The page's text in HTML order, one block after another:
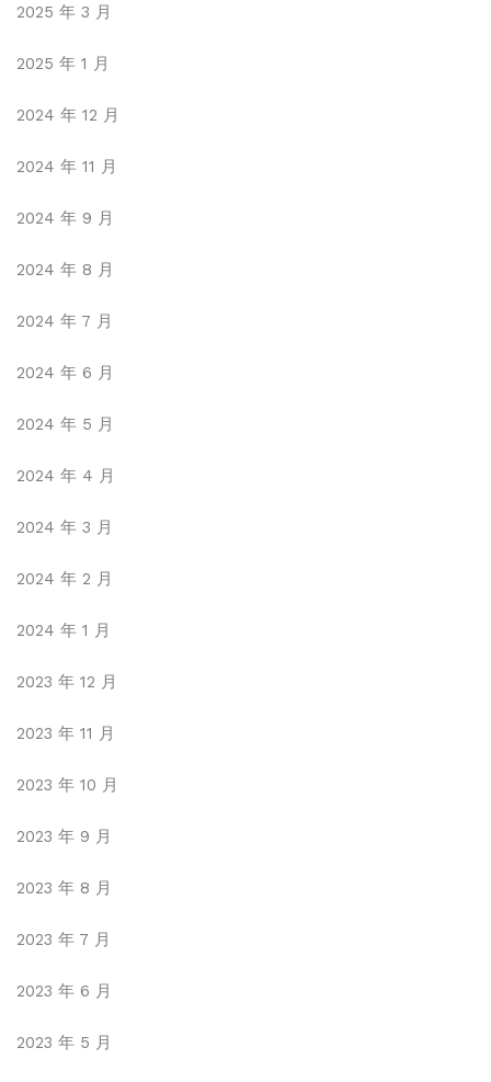
2025 年 3 月
2025 年 1 月
2024 年 12 月
2024 年 11 月
2024 年 9 月
2024 年 8 月
2024 年 7 月
2024 年 6 月
2024 年 5 月
2024 年 4 月
2024 年 3 月
2024 年 2 月
2024 年 1 月
2023 年 12 月
2023 年 11 月
2023 年 10 月
2023 年 9 月
2023 年 8 月
2023 年 7 月
2023 年 6 月
2023 年 5 月